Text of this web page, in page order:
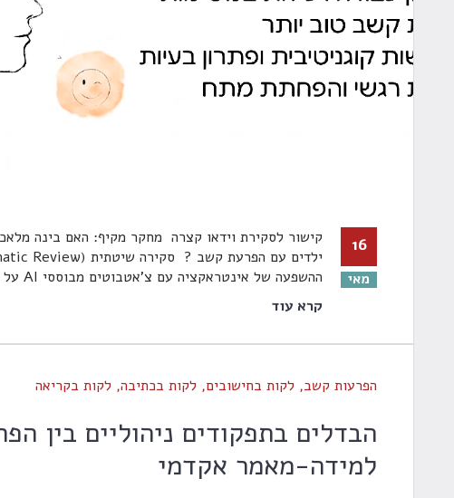
16
מאי
קישור לסקירת וידאו קצרה מחקר מקיף: האם בינה
ההשפעה של אינטראקציה עם צ'אטבוטים מבוססי AI על תפקודים
קרא עוד
הפרעות קשב, לקות בחישובים, לקות בכתיבה, לקות בקריאה
הבדלים בתפקודים ניהוליים בין
למידה-מאמר אקדמי